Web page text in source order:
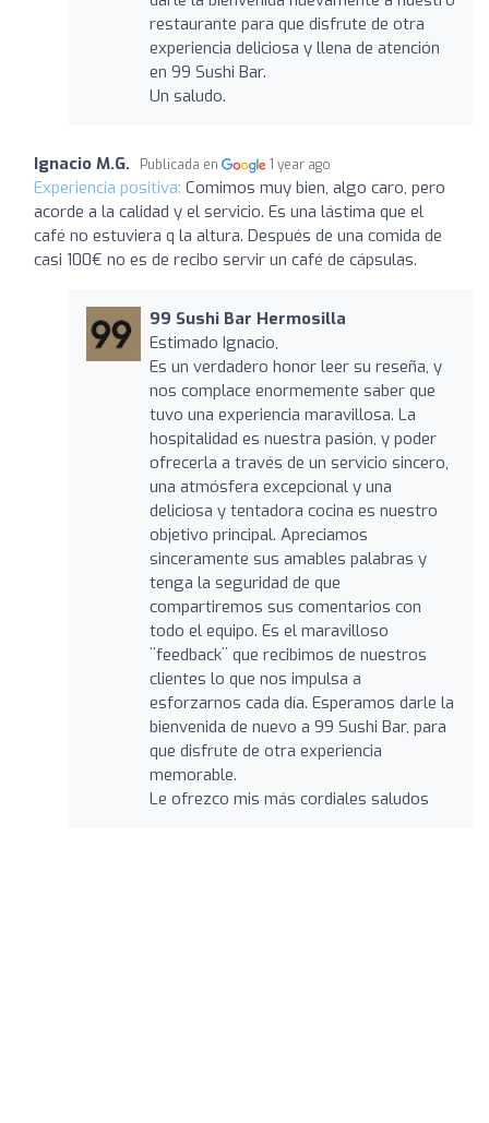
restaurante para que disfrute de otra
experiencia deliciosa y llena de atención
en 99 Sushi Bar.
Un saludo.
Ignacio M.G. Publicada en 1 year ago
Experiencia positiva: Comimos muy bien, algo caro, pero
acorde a la calidad y el servicio. Es una lástima que el
café no estuviera q la altura. Después de una comida de
casi 100€ no es de recibo servir un café de cápsulas.
99 Sushi Bar Hermosilla
Estimado Ignacio,
Es un verdadero honor leer su reseña, y
nos complace enormemente saber que
tuvo una experiencia maravillosa. La
hospitalidad es nuestra pasión, y poder
ofrecerla a través de un servicio sincero,
una atmósfera excepcional y una
deliciosa y tentadora cocina es nuestro
objetivo principal. Apreciamos
sinceramente sus amables palabras y
tenga la seguridad de que
compartiremos sus comentarios con
todo el equipo. Es el maravilloso
¨feedback¨ que recibimos de nuestros
clientes lo que nos impulsa a
esforzarnos cada día. Esperamos darle la
bienvenida de nuevo a 99 Sushi Bar, para
que disfrute de otra experiencia
memorable.
Le ofrezco mis más cordiales saludos